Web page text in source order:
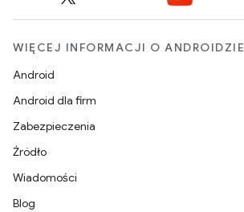
WIĘCEJ INFORMACJI O ANDROIDZIE
Android
Android dla firm
Zabezpieczenia
Źródło
Wiadomości
Blog